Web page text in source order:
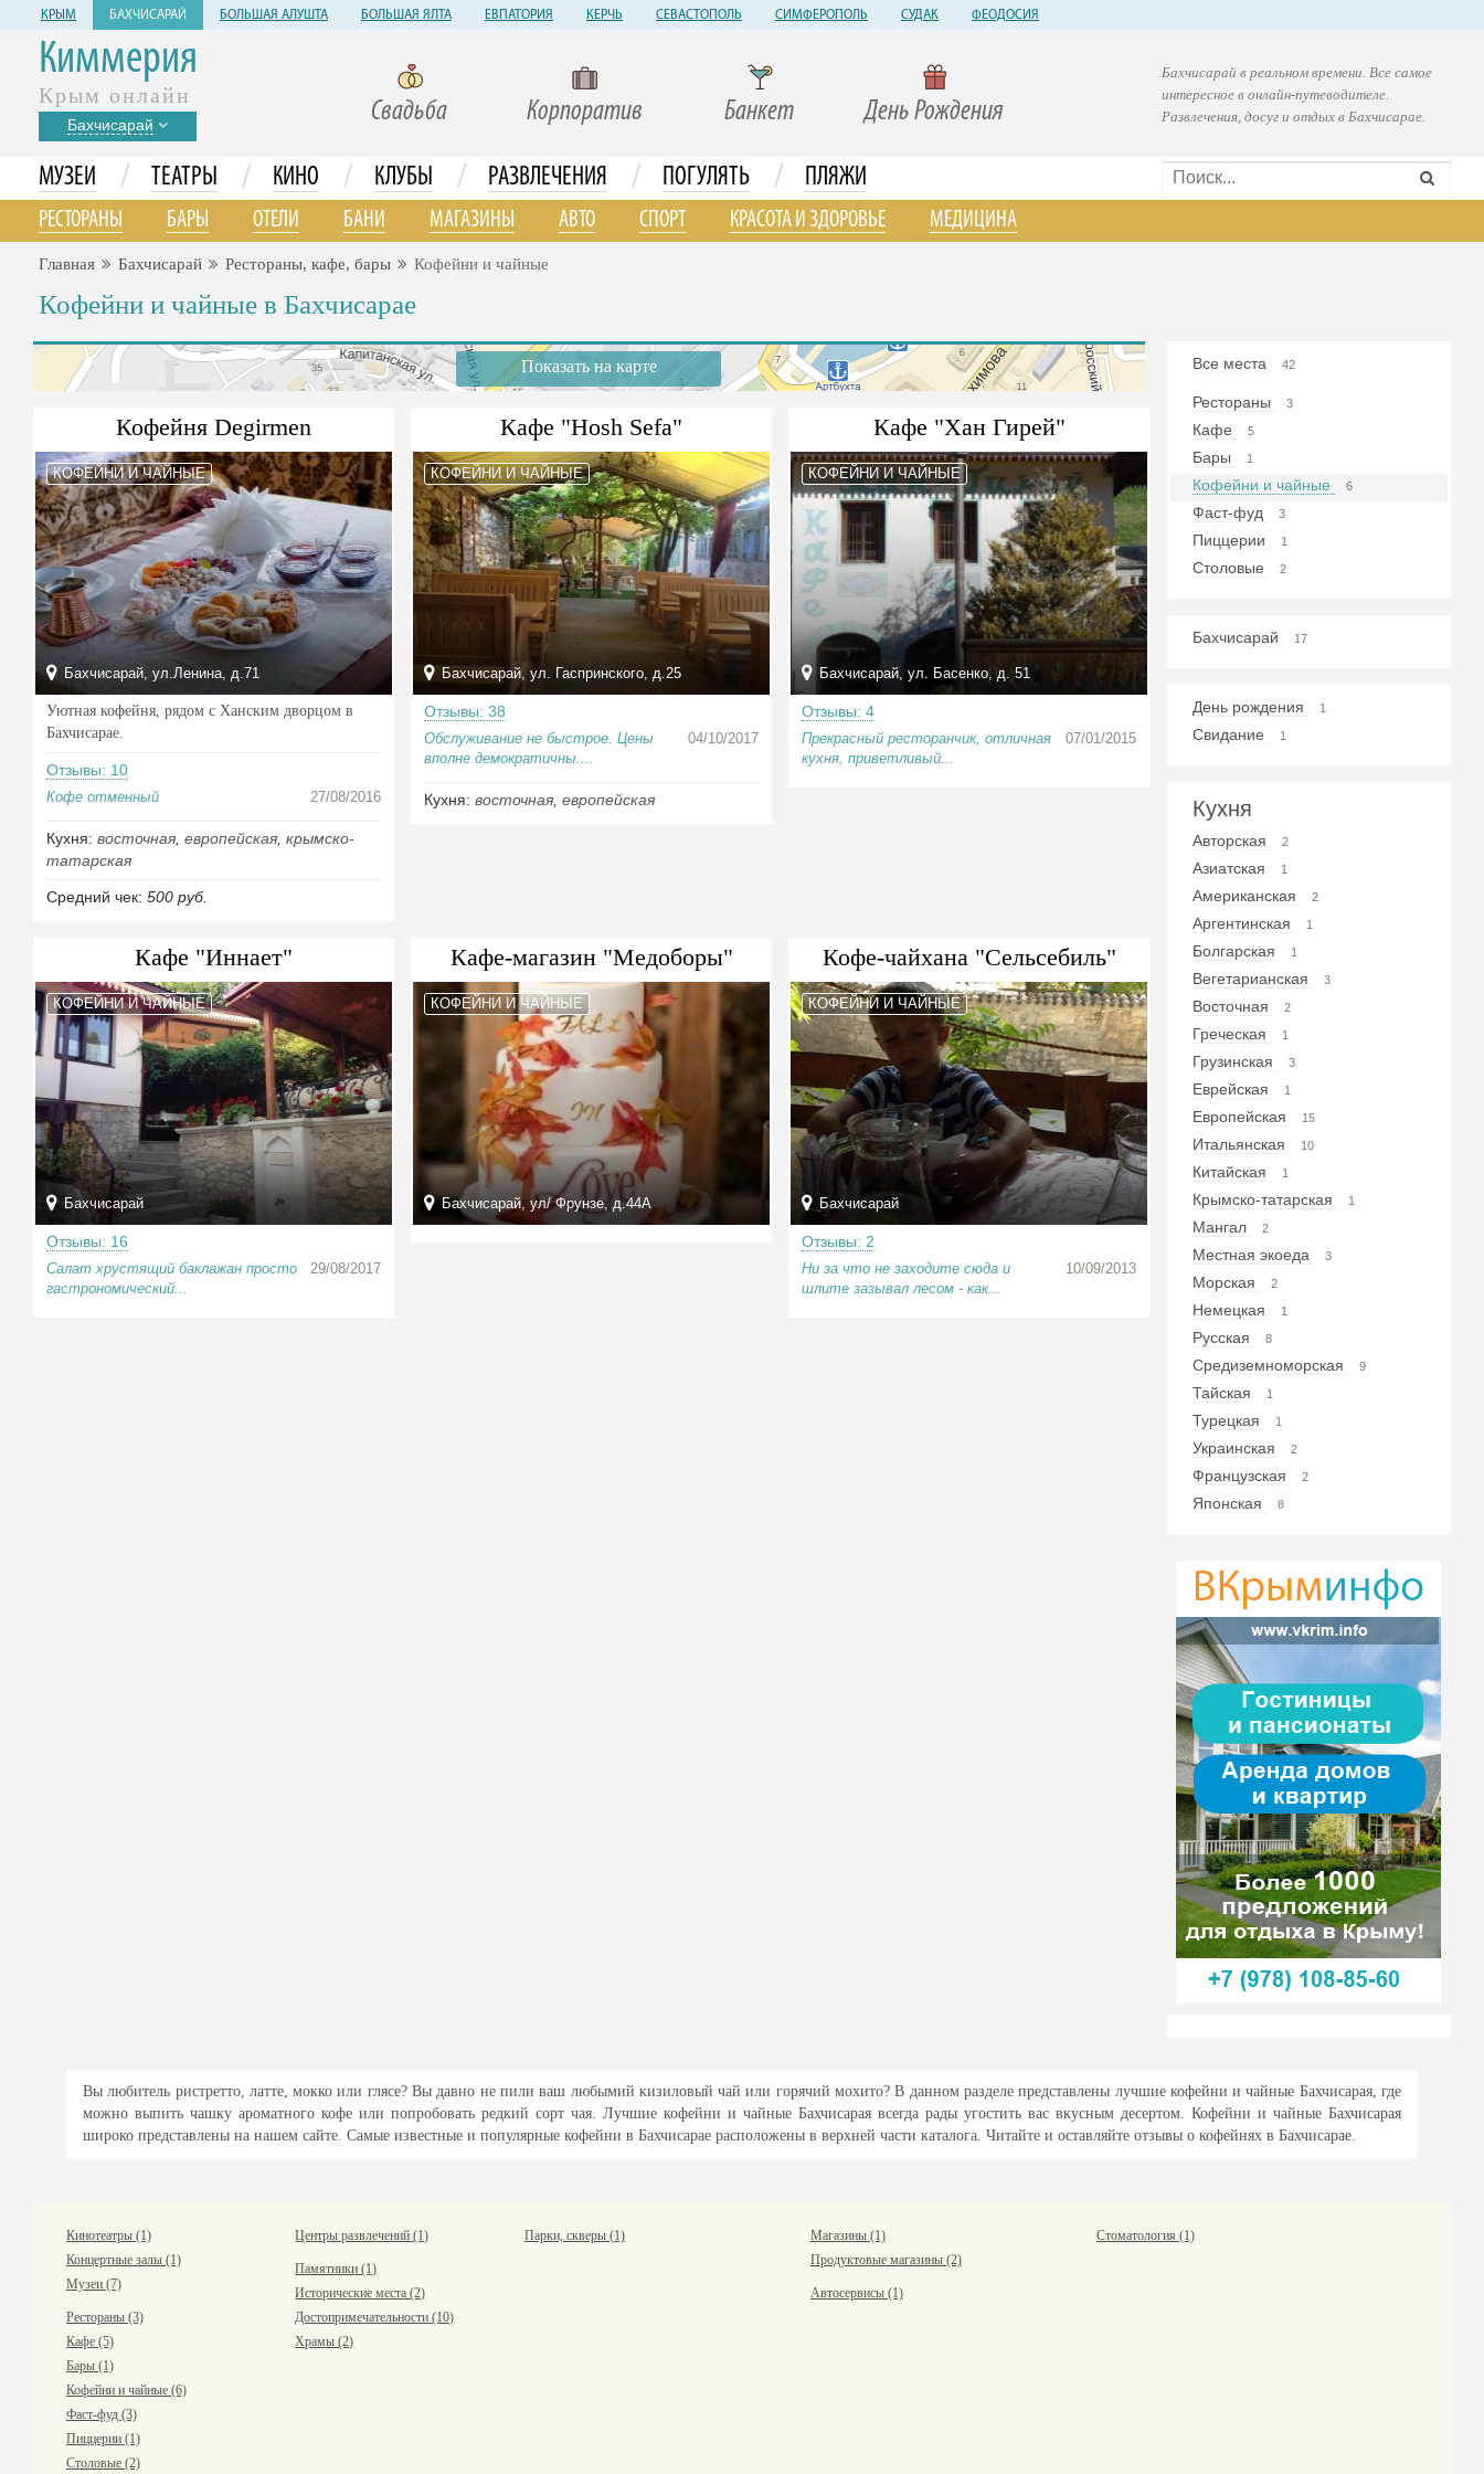
КРЫМ БАХЧИСАРАЙ БОЛЬШАЯ АЛУШТА БОЛЬШАЯ ЯЛТА ЕВПАТОРИЯ КЕРЧЬ СЕВАСТОПОЛЬ СИМФЕРОПОЛЬ СУДАК ФЕОДОСИЯ
Киммерия
Крым онлайн
Бахчисарай Свадьба Корпоратив Банкет День Рождения
Бахчисарай в реальном времени. Все самое
интересное в онлайн-путеводителе.
Развлечения, досуг и отдых в Бахчисарае.
МУЗЕИ / ТЕАТРЫ / КИНО / КЛУБЫ / РАЗВЛЕЧЕНИЯ / ПОГУЛЯТЬ / ПЛЯЖИ
РЕСТОРАНЫ БАРЫ ОТЕЛИ БАНИ МАГАЗИНЫ АВТО СПОРТ КРАСОТА И ЗДОРОВЬЕ МЕДИЦИНА
Главная Бахчисарай Рестораны, кафе, бары Кофейни и чайные
Кофейни и чайные в Бахчисарае
Показать на карте
Кофейня Degirmen
КОФЕЙНИ И ЧАЙНЫЕ
Бахчисарай, ул.Ленина, д.71
Уютная кофейня, рядом с Ханским дворцом в
Бахчисарае.
Отзывы: 10
Кофе отменный 27/08/2016
Кухня: восточная европейская крымско-
татарская
Средний чек: 500 руб.
Кафе "Hosh Sefa"
КОФЕЙНИ И ЧАЙНЫЕ
Бахчисарай, ул. Гаспринского, д.25
Отзывы: 38
Обслуживание не быстрое. Цены
вполне демократичны....
04/10/2017
Кухня:восточная ,европейская
Кафе "Хан Гирей"
КОФЕЙНИ И ЧАЙНЫЕ
Бахчисарай, ул. Басенко, д. 51
Отзывы: 4
Прекрасный ресторанчик, отличная
кухня, приветливый...
07/01/2015
Кафе "Иннает"
КОФЕЙНИ И ЧАЙНЫЕ
Бахчисарай
Отзывы: 16
Салат хрустящий баклажан просто
гастрономический...
29/08/2017
Кафе-магазин "Медоборы"
КОФЕЙНИ И ЧАЙНЫЕ
Бахчисарай, ул/ Фрунзе, д.44А
Кофе-чайхана "Сельсебиль"
КОФЕЙНИ И ЧАЙНЫЕ
Бахчисарай
Отзывы: 2
Ни за что не заходите сюда и
шлите зазывал лесом - как...
10/09/2013
Все места 42
Рестораны 3
Кафе 5
Бары 1
Кофейни и чайные 6
Фаст-фуд 3
Пиццерии 1
Столовые 2
Бахчисарай 17
День рождения 1
Свидание 1
Кухня
Авторская 2
Азиатская 1
Американская 2
Аргентинская 1
Болгарская 1
Вегетарианская 3
Восточная 2
Греческая 1
Грузинская 3
Еврейская 1
Европейская 15
Итальянская 10
Китайская 1
Крымско-татарская 1
Мангал 2
Местная экоеда 3
Морская 2
Немецкая 1
Русская 8
Средиземноморская 9
Тайская 1
Турецкая 1
Украинская 2
Французская 2
Японская 8
Вы любитель ристретто, латте, мокко или глясе? Вы давно не пили ваш любымий кизиловый чай или горячий мохито? В данном разделе представлены лучшие кофейни и чайные Бахчисарая, где
можно выпить чашку ароматного кофе или попробовать редкий сорт чая. Лучшие кофейни и чайные Бахчисарая всегда рады угостить вас вкусным десертом. Кофейни и чайные Бахчисарая
широко представлены на нашем сайте. Самые известные и популярные кофейни в Бахчисарае расположены в верхней части каталога. Читайте и оставляйте отзывы о кофейнях в Бахчисарае.
Кинотеатры (1)
Концертные залы (1)
Музеи (7)
Рестораны (3)
Кафе (5)
Бары (1)
Кофейни и чайные (6)
Фаст-фуд (3)
Пиццерии (1)
Столовые (2)
Центры развлечений (1)
Памятники (1)
Исторические места (2)
Достопримечательности (10)
Храмы (2)
Парки, скверы (1)
Магазины (1)
Продуктовые магазины (2)
Автосервисы (1)
Стоматология (1)